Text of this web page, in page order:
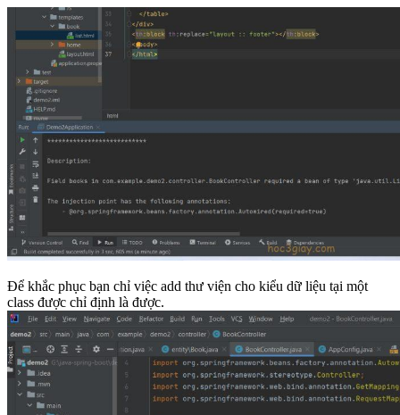
Để khắc phục bạn chỉ việc add thư viện cho kiểu dữ liệu tại một
class được chỉ định là được.